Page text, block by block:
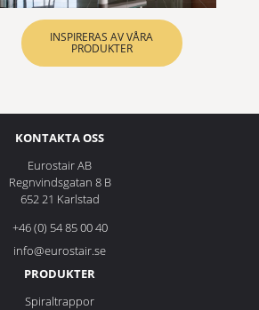
INSPIRERAS AV VÅRA
PRODUKTER
KONTAKTA OSS
Eurostair AB
Regnvindsgatan 8 B
652 21 Karlstad
+46 (0) 54 85 00 40
info@eurostair.se
PRODUKTER
Spiraltrappor